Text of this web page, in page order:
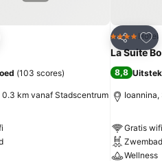
aan favorieten
(103 scores)
0.3 km vanaf Stadscentrum
Delen
4 SterrenHotel
La Suite
8,8
Gratis wifi
Zwembad
Wellness